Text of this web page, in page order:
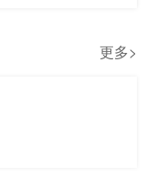
更多>